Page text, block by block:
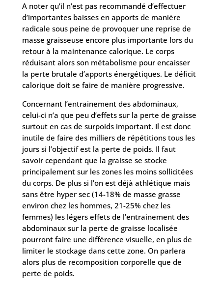
A noter qu’il n’est pas recommandé d’effectuer
d’importantes baisses en apports de manière
radicale sous peine de provoquer une reprise de
masse graisseuse encore plus importante lors du
retour à la maintenance calorique. Le corps
réduisant alors son métabolisme pour encaisser
la perte brutale d’apports énergétiques. Le déficit
calorique doit se faire de manière progressive.
Concernant l’entrainement des abdominaux,
celui-ci n’a que peu d’effets sur la perte de graisse
surtout en cas de surpoids important. Il est donc
inutile de faire des milliers de répétitions tous les
jours si l’objectif est la perte de poids. Il faut
savoir cependant que la graisse se stocke
principalement sur les zones les moins sollicitées
du corps. De plus si l’on est déjà athlétique mais
sans être hyper sec (14-18% de masse grasse
environ chez les hommes, 21-25% chez les
femmes) les légers effets de l’entrainement des
abdominaux sur la perte de graisse localisée
pourront faire une différence visuelle, en plus de
limiter le stockage dans cette zone. On parlera
alors plus de recomposition corporelle que de
perte de poids.